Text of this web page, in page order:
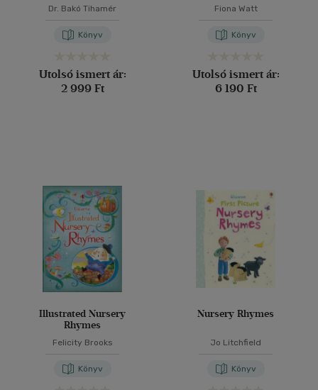
Dr. Bakó Tihamér
Könyv
Utolsó ismert ár:
2 999 Ft
Fiona Watt
Könyv
Utolsó ismert ár:
6 190 Ft
Illustrated Nursery
Rhymes
Felicity Brooks
Könyv
Nursery Rhymes
Jo Litchfield
Könyv